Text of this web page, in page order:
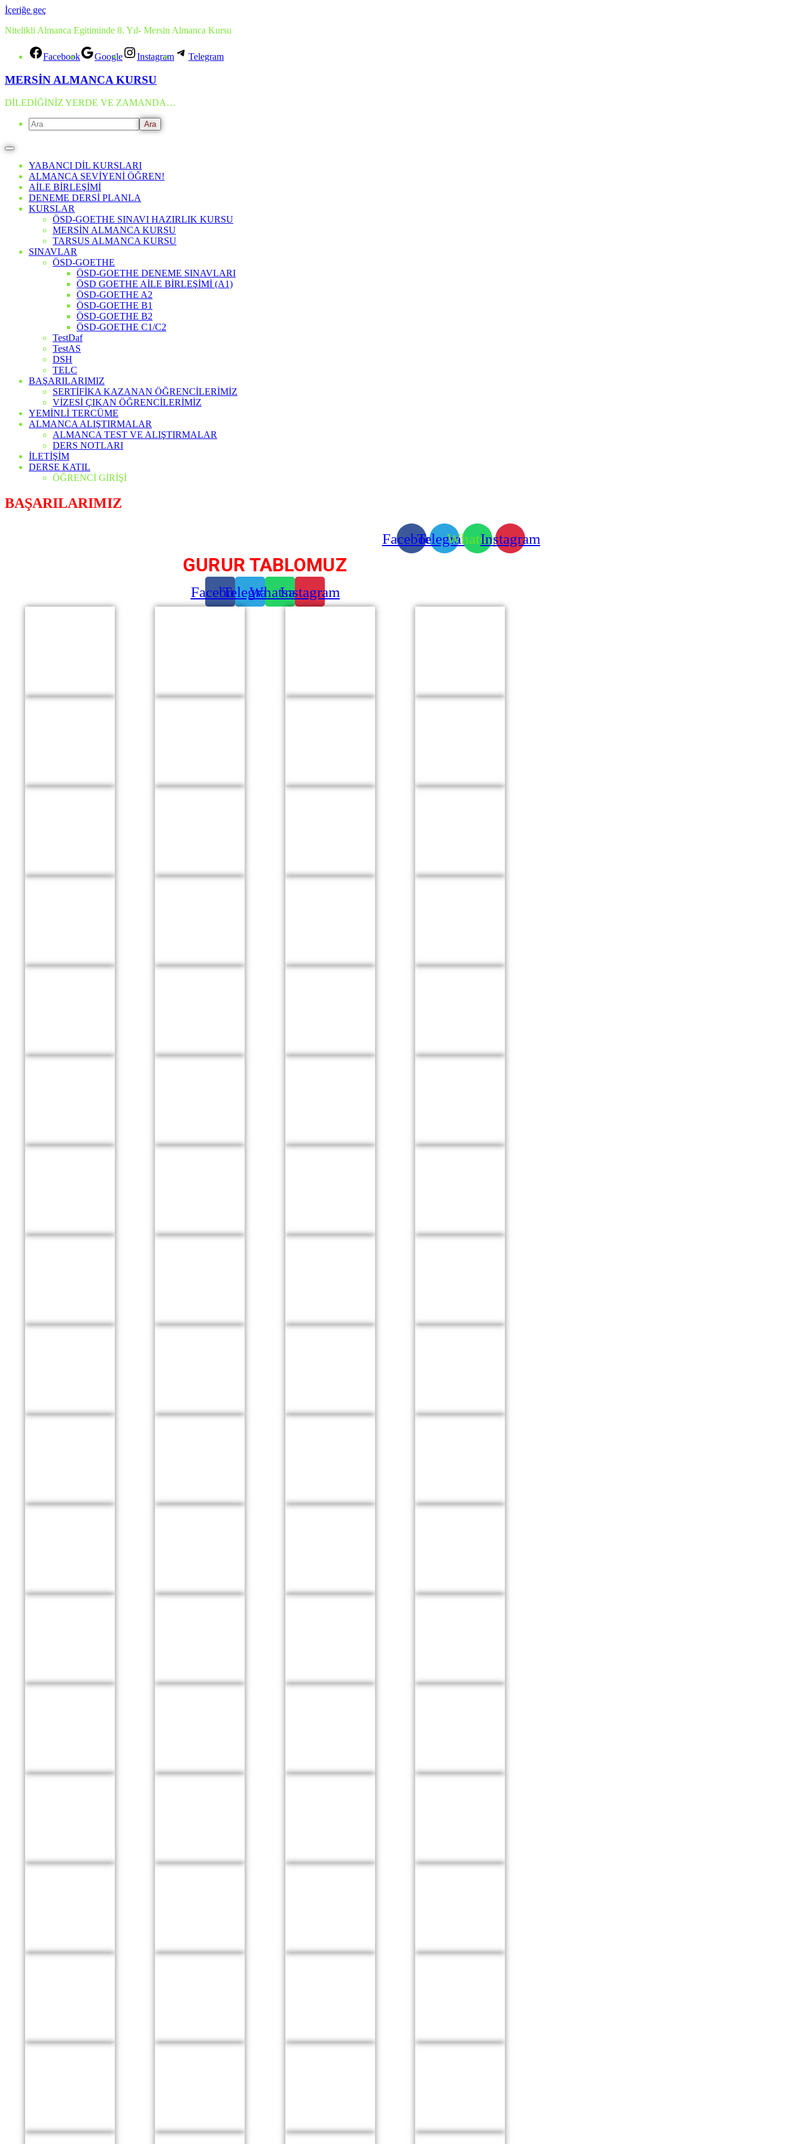
İçeriğe geç
Nitelikli Almanca Egitiminde 8. Yıl- Mersin Almanca Kursu
Facebook Google Instagram Telegram
MERSİN ALMANCA KURSU
DİLEDİĞİNİZ YERDE VE ZAMANDA…
YABANCI DİL KURSLARI
ALMANCA SEVİYENİ ÖĞREN!
AİLE BİRLEŞİMİ
DENEME DERSİ PLANLA
KURSLAR
ÖSD-GOETHE SINAVI HAZIRLIK KURSU
MERSİN ALMANCA KURSU
TARSUS ALMANCA KURSU
SINAVLAR
ÖSD-GOETHE
ÖSD-GOETHE DENEME SINAVLARI
ÖSD GOETHE AİLE BİRLEŞİMİ (A1)
ÖSD-GOETHE A2
ÖSD-GOETHE B1
ÖSD-GOETHE B2
ÖSD-GOETHE C1/C2
TestDaf
TestAS
DSH
TELC
BAŞARILARIMIZ
SERTİFİKA KAZANAN ÖĞRENCİLERİMİZ
VİZESİ ÇIKAN ÖĞRENCİLERİMİZ
YEMİNLİ TERCÜME
ALMANCA ALIŞTIRMALAR
ALMANCA TEST VE ALIŞTIRMALAR
DERS NOTLARI
İLETİŞİM
DERSE KATIL
ÖĞRENCİ GİRİŞİ
BAŞARILARIMIZ
FacebookTelegramWhatsappInstagram
GURUR TABLOMUZ
FacebookTelegramWhatsappInstagram